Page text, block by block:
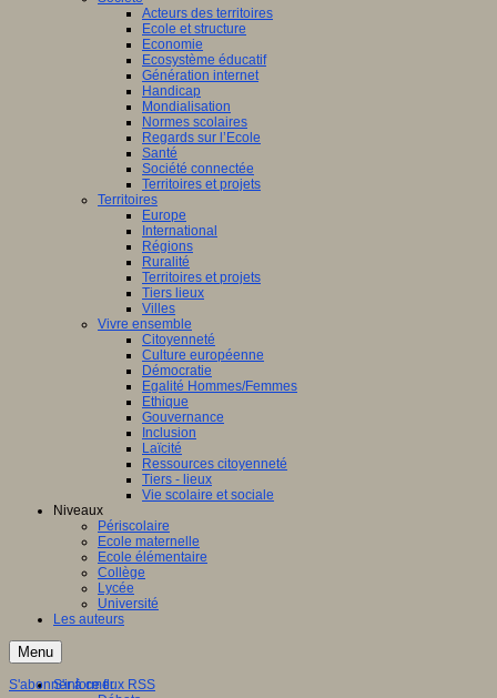
Acteurs des territoires
Ecole et structure
Economie
Ecosystème éducatif
Génération internet
Handicap
Mondialisation
Normes scolaires
Regards sur l’Ecole
Santé
Société connectée
Territoires et projets
Territoires
Europe
International
Régions
Ruralité
Territoires et projets
Tiers lieux
Villes
Vivre ensemble
Citoyenneté
Culture européenne
Démocratie
Egalité Hommes/Femmes
Ethique
Gouvernance
Inclusion
Laïcité
Ressources citoyenneté
Tiers - lieux
Vie scolaire et sociale
Niveaux
Périscolaire
Ecole maternelle
Ecole élémentaire
Collège
Lycée
Université
Les auteurs
Menu
S'informer
S'abonner à ce flux RSS